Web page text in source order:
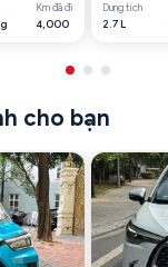
Km đã đi
4,000
Dung tích
2.7 L
cho bạn